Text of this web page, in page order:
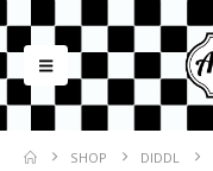
SHOP DIDDL